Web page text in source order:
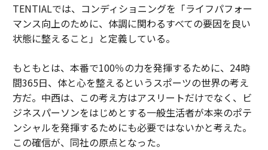
TENTIALでは、コンディショニングを「ライフパフォー
マンス向上のために、体調に関わるすべての要因を良い
状態に整えること」と定義している。
もともとは、本番で100％の力を発揮するために、24時
間365日、体と心を整えるというスポーツの世界の考え
方だ。中西は、この考え方はアスリートだけでなく、ビ
ジネスパーソンをはじめとする一般生活者が本来のポテ
ンシャルを発揮するためにも必要ではないかと考えた。
この確信が、同社の原点となった。